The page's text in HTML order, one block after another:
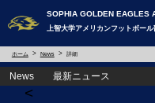
SOPHIA GOLDEN
上智大学アメリカンフットボール
ホーム News 詳細
News 最新ニュース
<